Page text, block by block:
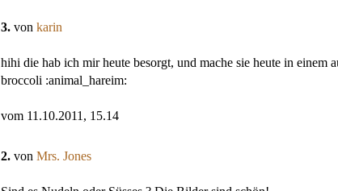
3. von karin
hihi die hab ich mir heute besorgt, und mache sie heute in einem
broccoli :animal_hareim:
vom 11.10.2011, 15.14
2. von Mrs. Jones